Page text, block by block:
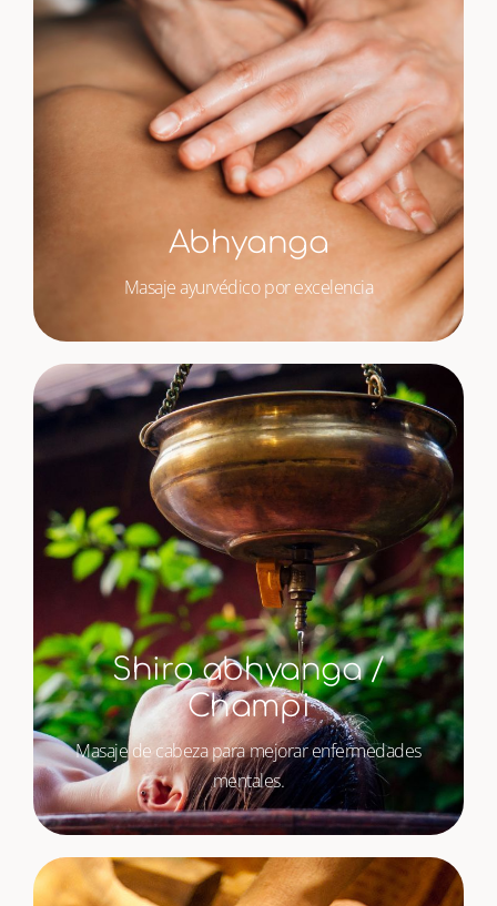
Abhyanga
Masaje ayurvédico por excelencia
Shiro abhyanga /
Champi
Masaje de cabeza para mejorar enfermedades
mentales.